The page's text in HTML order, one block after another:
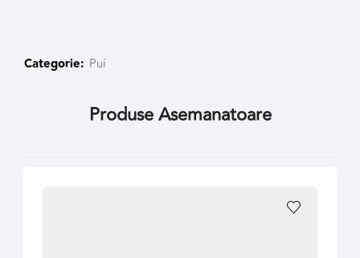
Categorie: Pui
Produse Asemanatoare